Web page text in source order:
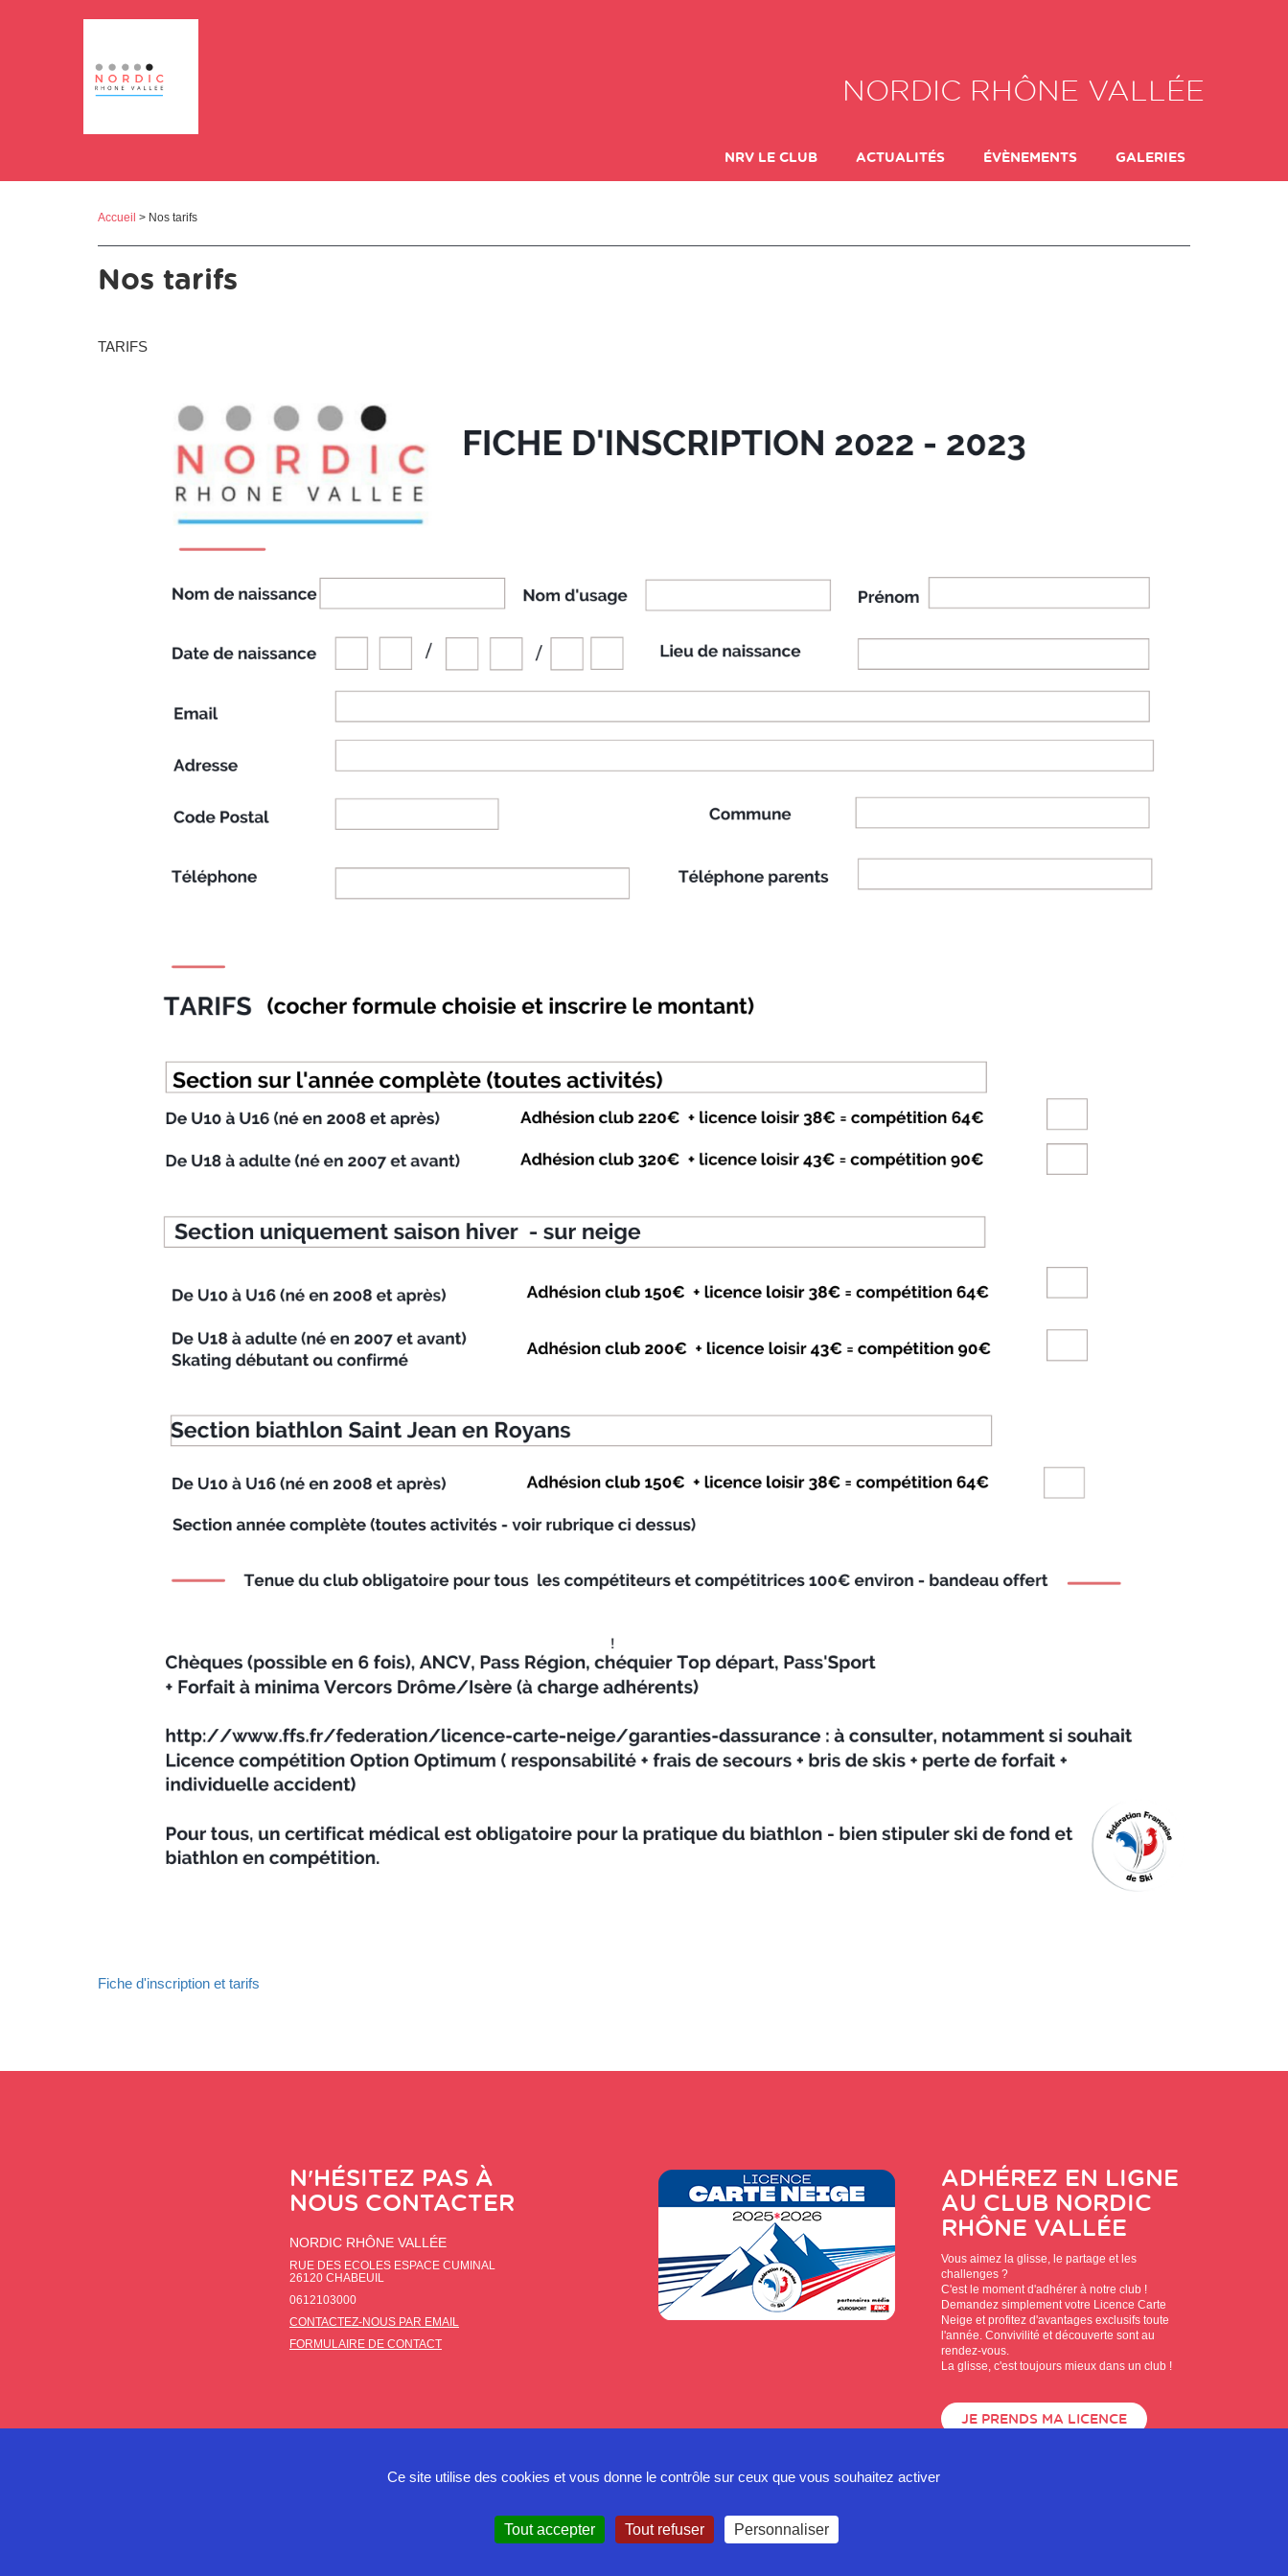
NORDIC RHÔNE VALLÉE
NRV LE CLUB ACTUALITÉS ÉVÈNEMENTS GALERIES
Accueil > Nos tarifs
Nos tarifs
TARIFS
Fiche d'inscription et tarifs
N'HÉSITEZ PAS À
NOUS CONTACTER
NORDIC RHÔNE VALLÉE
RUE DES ECOLES ESPACE CUMINAL
26120 CHABEUIL
0612103000
CONTACTEZ-NOUS PAR EMAIL
FORMULAIRE DE CONTACT
ADHÉREZ EN LIGNE
AU CLUB NORDIC
RHÔNE VALLÉE
Vous aimez la glisse, le partage et les
challenges ?
C'est le moment d'adhérer à notre club !
Demandez simplement votre Licence Carte
Neige et profitez d'avantages exclusifs toute
l'année. Convivilité et découverte sont au
rendez-vous.
La glisse, c'est toujours mieux dans un club !
JE PRENDS MA LICENCE
Ce site utilise des cookies et vous donne le contrôle sur ceux que vous souhaitez activer
Tout accepter Tout refuser Personnaliser